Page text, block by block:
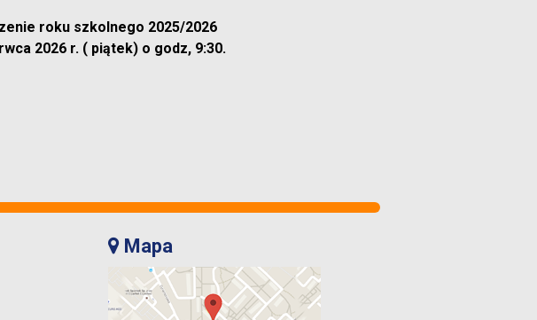
roku szkolnego 2025/2026
2026 r. ( piątek) o godz, 9:30.
Mapa